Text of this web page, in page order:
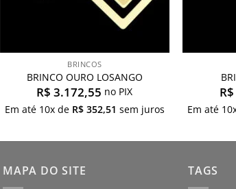
BRINCOS
BRINCO OURO LOSANGO
R$ 3.172,55 no PIX
Em até 10x de R$352,51 sem juros
R$
Em até 10
MAPA DO SITE TAGS